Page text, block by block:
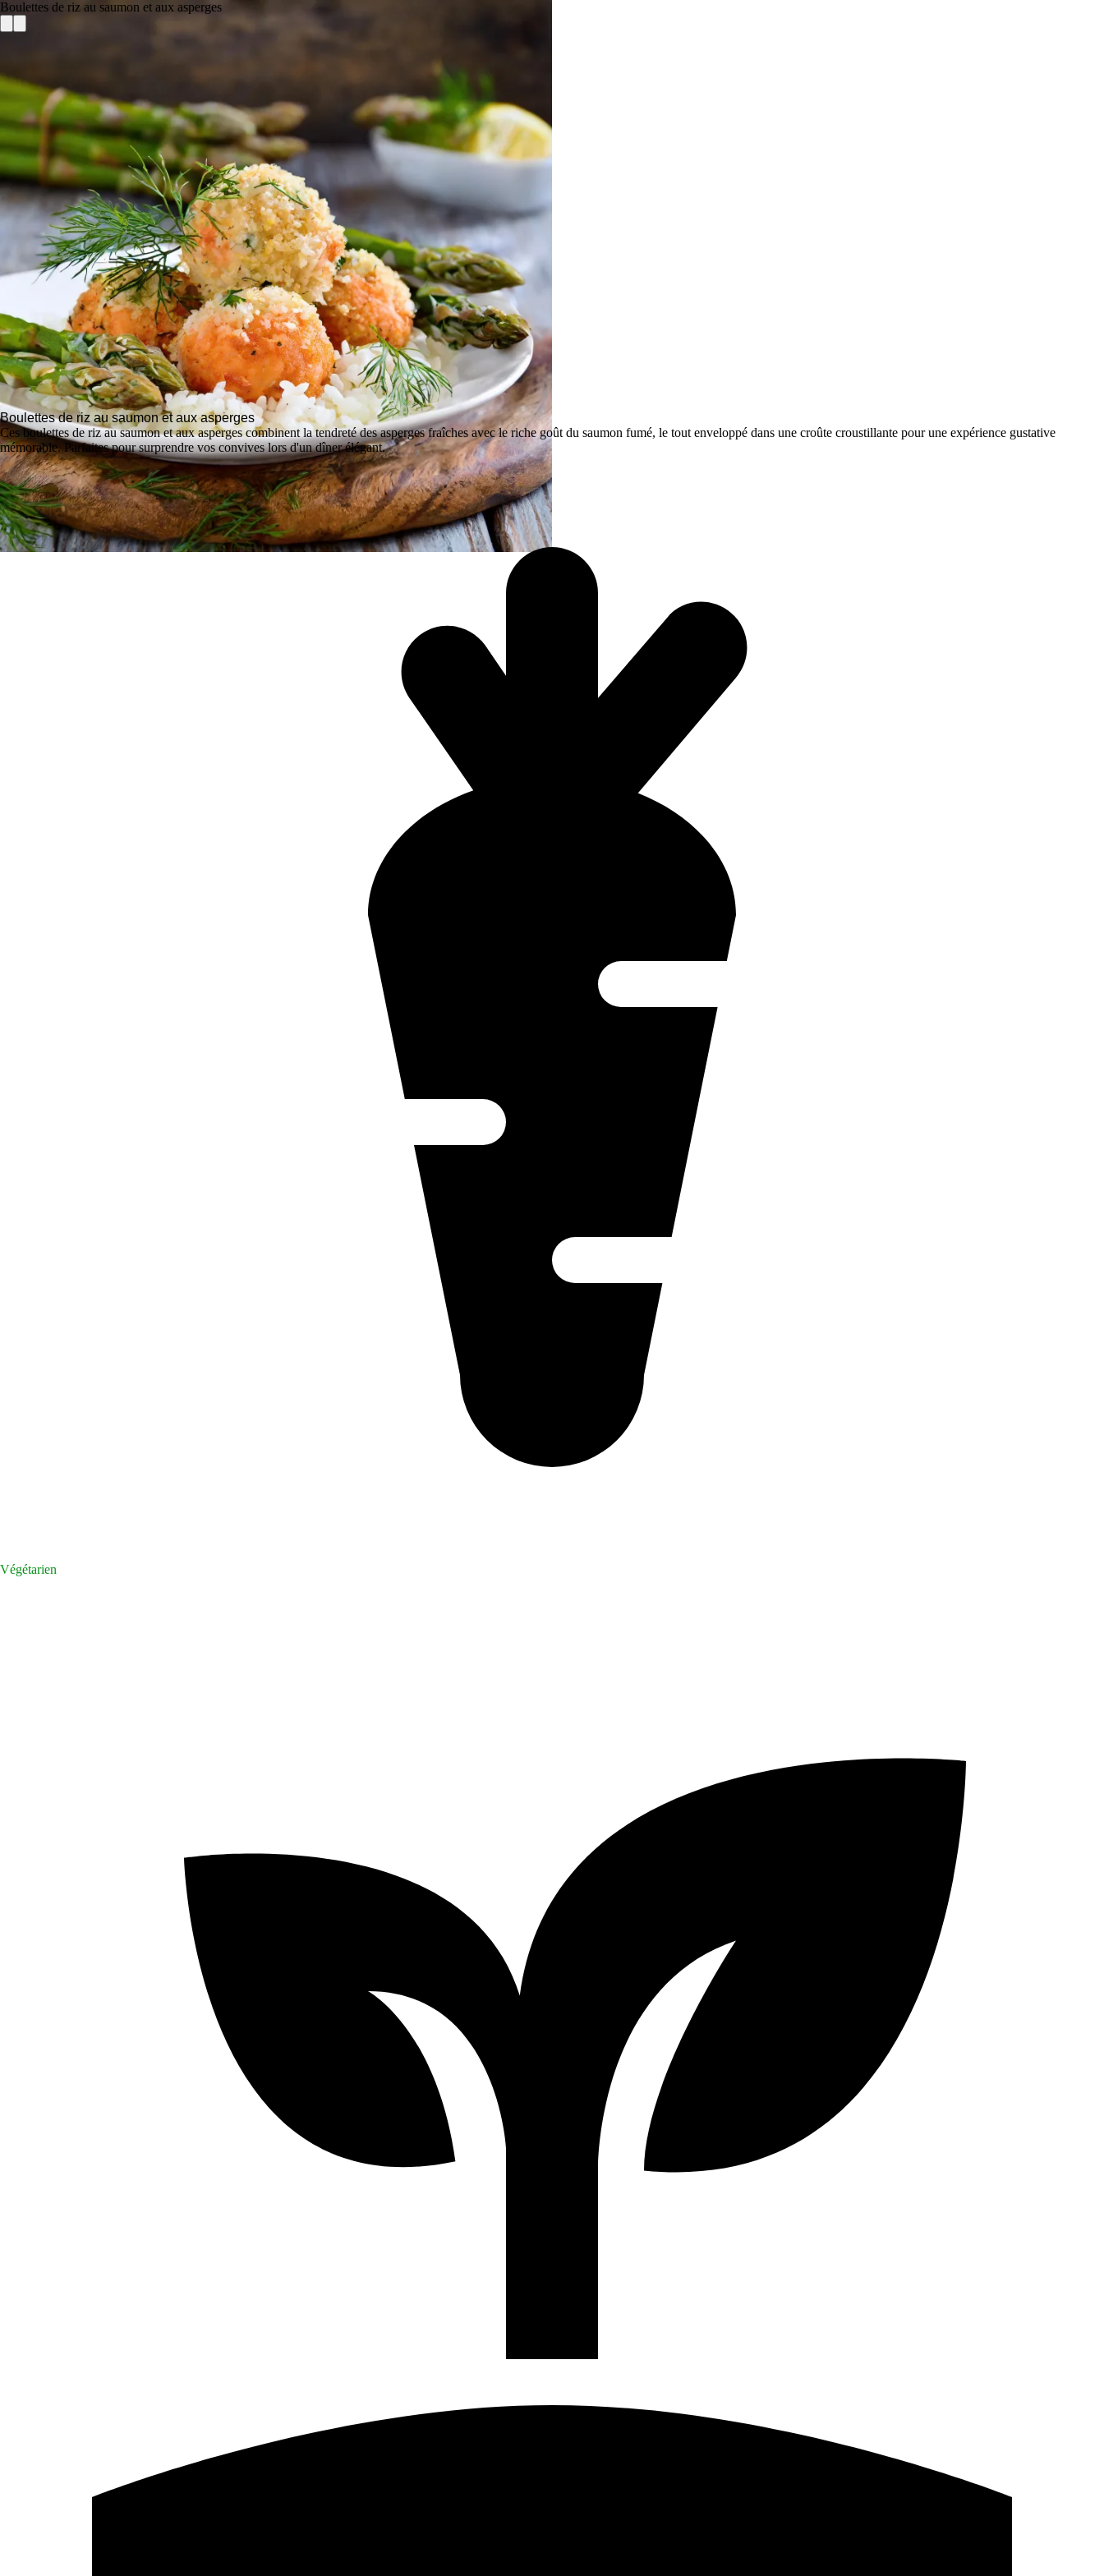
Boulettes de riz au saumon et aux asperges
Boulettes de riz au saumon et aux asperges
Ces boulettes de riz au saumon et aux asperges combinent la tendreté des asperges fraîches avec le riche goût du saumon fumé, le tout enveloppé dans une croûte croustillante pour une expérience gustative
mémorable. Parfaites pour surprendre vos convives lors d'un dîner élégant.
Végétarien